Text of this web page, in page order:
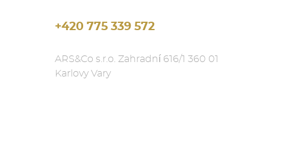
+420 775 339 572
ARS&Co s.r.o. Zahradní 616/1 360 01
Karlovy Vary